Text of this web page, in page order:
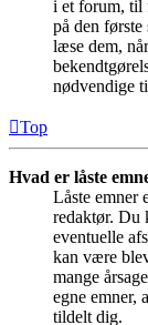
i et forum, til
på den
læse dem,
nødvendige
Top
Hvad er låste
Låste emner
redaktør. Du
eventuelle
kan være
mange
egne emner,
tildelt dig.